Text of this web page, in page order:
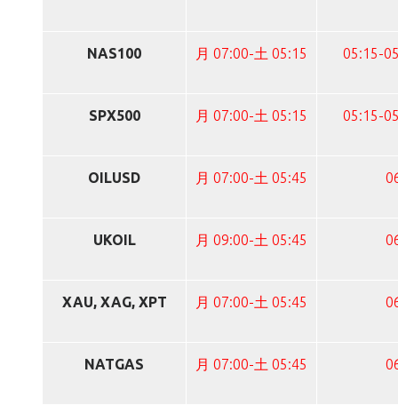
NAS100 月 07:00-土 05:15 05:15-
SPX500 月 07:00-土 05:15 05:15-
OILUSD 月 07:00-土 05:45
UKOIL 月 09:00-土 05:45
XAU, XAG, XPT 月 07:00-土 05:45
NATGAS 月 07:00-土 05:45